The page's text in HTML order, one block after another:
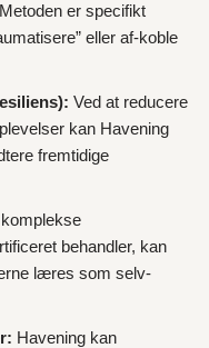
Metoden er specifikt
eller af-koble
Ved at reducere
kan Havening
fremtidige
behandler, kan
læres som selv-
Havening kan